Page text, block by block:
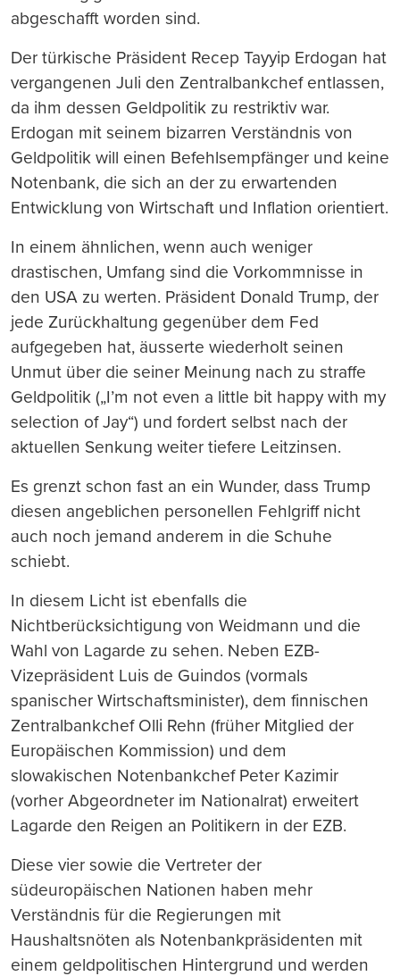
abgeschafft worden sind.
Der türkische Präsident Recep Tayyip Erdogan hat
vergangenen Juli den Zentralbankchef entlassen,
da ihm dessen Geldpolitik zu restriktiv war.
Erdogan mit seinem bizarren Verständnis von
Geldpolitik will einen Befehlsempfänger und keine
Notenbank, die sich an der zu erwartenden
Entwicklung von Wirtschaft und Inflation orientiert.
In einem ähnlichen, wenn auch weniger
drastischen, Umfang sind die Vorkommnisse in
den USA zu werten. Präsident Donald Trump, der
jede Zurückhaltung gegenüber dem Fed
aufgegeben hat, äusserte wiederholt seinen
Unmut über die seiner Meinung nach zu straffe
Geldpolitik („I’m not even a little bit happy with my
selection of Jay“) und fordert selbst nach der
aktuellen Senkung weiter tiefere Leitzinsen.
Es grenzt schon fast an ein Wunder, dass Trump
diesen angeblichen personellen Fehlgriff nicht
auch noch jemand anderem in die Schuhe
schiebt.
In diesem Licht ist ebenfalls die
Nichtberücksichtigung von Weidmann und die
Wahl von Lagarde zu sehen. Neben EZB-
Vizepräsident Luis de Guindos (vormals
spanischer Wirtschaftsminister), dem finnischen
Zentralbankchef Olli Rehn (früher Mitglied der
Europäischen Kommission) und dem
slowakischen Notenbankchef Peter Kazimir
(vorher Abgeordneter im Nationalrat) erweitert
Lagarde den Reigen an Politikern in der EZB.
Diese vier sowie die Vertreter der
südeuropäischen Nationen haben mehr
Verständnis für die Regierungen mit
Haushaltsnöten als Notenbankpräsidenten mit
einem geldpolitischen Hintergrund und werden